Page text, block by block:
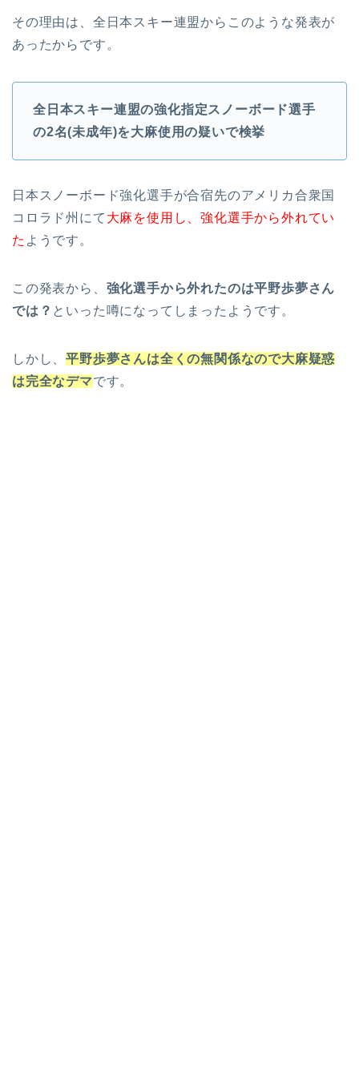
その理由は、全日本スキー連盟からこのような発表が
あったからです。
全日本スキー連盟の強化指定スノーボード選手
の2名(未成年)を大麻使用の疑いで検挙
日本スノーボード強化選手が合宿先のアメリカ合衆国
コロラド州にて 大麻を使用し、強化選手から外れてい
た ようです。
この発表から、 強化選手から外れたのは平野歩夢さん
では？ といった噂になってしまったようです。
しかし、平野歩夢さんは全くの無関係なので大麻疑惑
は完全なデマです。